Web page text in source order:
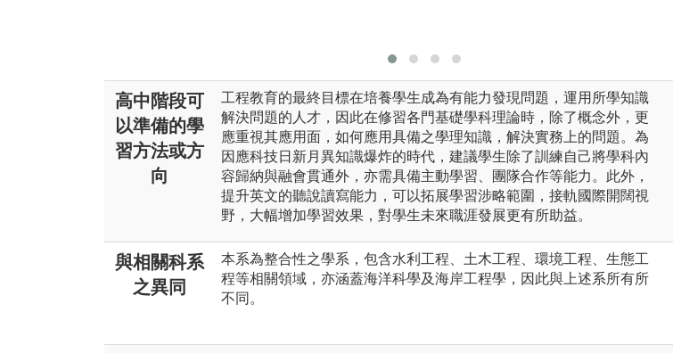
高中階段可
以準備的學
習方法或方
向
工程教育的最終目標在培養學生成為有能力發現問題，運用所學知識
解決問題的人才，因此在修習各門基礎學科理論時，除了概念外，更
應重視其應用面，如何應用具備之學理知識，解決實務上的問題。為
因應科技日新月異知識爆炸的時代，建議學生除了訓練自己將學科內
容歸納與融會貫通外，亦需具備主動學習、團隊合作等能力。此外，
提升英文的聽說讀寫能力，可以拓展學習涉略範圍，接軌國際開闊視
野，大幅增加學習效果，對學生未來職涯發展更有所助益。
與相關科系
之異同
本系為整合性之學系，包含水利工程、土木工程、環境工程、生態工
程等相關領域，亦涵蓋海洋科學及海岸工程學，因此與上述系所有所
不同。